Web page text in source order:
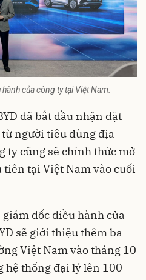
của công ty tại Việt Nam.
đã bắt đầu nhận đặt
người tiêu dùng địa
ty cũng sẽ chính thức mở
tiên tại Việt Nam vào cuối
đốc điều hành của
sẽ giới thiệu thêm ba
Việt Nam vào tháng 10
hệ thống đại lý lên 100